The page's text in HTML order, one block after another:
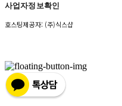
사업자정보확인
호스팅제공자: (주)식스샵